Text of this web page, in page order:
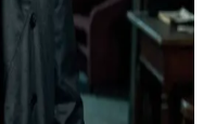
में माहिर और बेहतरीन